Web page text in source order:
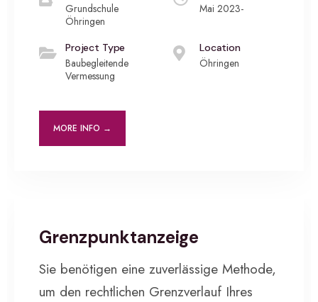
Grundschule
Öhringen
Mai 2023-
Project Type
Baubegleitende
Vermessung
Location
Öhringen
MORE INFO →
Grenzpunktanzeige
Sie benötigen eine zuverlässige Methode,
um den rechtlichen Grenzverlauf Ihres